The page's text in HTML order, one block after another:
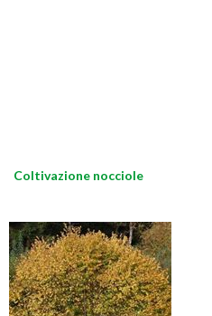
Coltivazione nocciole